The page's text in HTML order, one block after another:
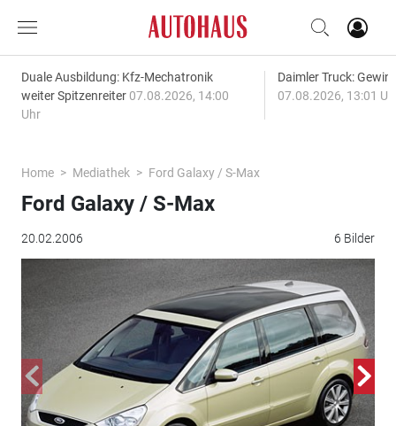
Duale Ausbildung: Kfz-Mechatronik
weiter Spitzenreiter 07.08.2026, 14:00
Uhr
Daimler Truck:
07.08.2026, 13:01
Home Mediathek Ford Galaxy / S-Max
20.02.2006 6 Bilder
Ford Galaxy / S-Max